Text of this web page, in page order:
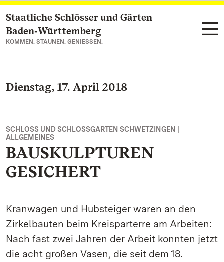
Zum Hauptinhalt springen
Staatliche Schlösser und Gärten
Baden‑Württemberg
KOMMEN. STAUNEN. GENIESSEN.
Dienstag, 17. April 2018
SCHLOSS UND SCHLOSSGARTEN SCHWETZINGEN |
ALLGEMEINES
BAUSKULPTUREN
GESICHERT
Kranwagen und Hubsteiger waren an den
Zirkelbauten beim Kreisparterre am Arbeiten:
Nach fast zwei Jahren der Arbeit konnten jetzt
die acht großen Vasen, die seit dem 18.